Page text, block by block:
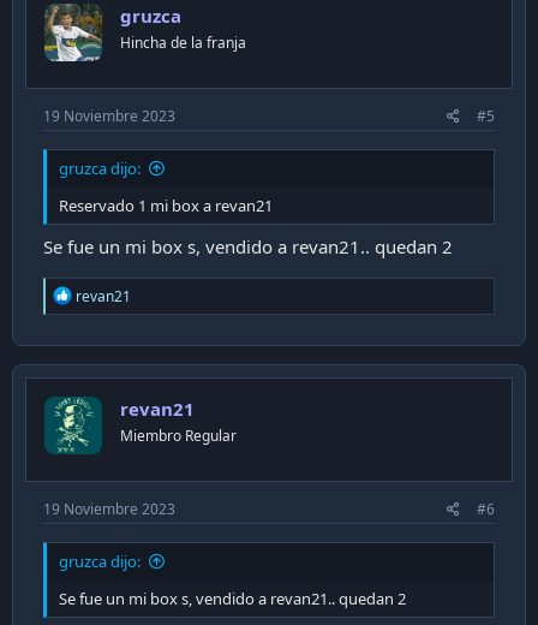
o
n
s
gruzca
Hincha de la franja
19 Noviembre 2023 #5
gruzca dijo:
Reservado 1 mi box a revan21
Se fue un mi box s, vendido a revan21.. quedan 2
R
e
c
t
o
n
s
revan21
revan21
Miembro Regular
19 Noviembre 2023 #6
gruzca dijo:
Se fue un mi box s, vendido a revan21.. quedan 2